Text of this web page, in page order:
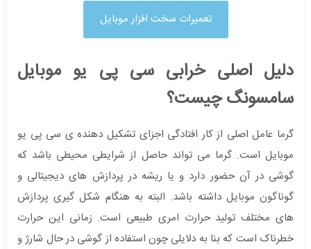
تعمیرات سخت افزار موبایل
دلیل اصلی خرابی سی پی یو موبایل
سامسونگ چیست؟
گرما عامل اصلی از کار افتادگی اجزای تشکیل دهنده ی سی پی یو
موبایل است. گرما می تواند حاصل از شرایطی محیطی باشد که
گوشی در آن حضور دارد و یا ریشه در پردازش های دیجیتالی و
گوناگون موبایل داشته باشد. البته به هنگام شکل گیری پردازش
های مختلف تولید حرارت امری طبیعی است. زمانی این حرارت
خطرناک است که بنا به دلایلی چون استفاده از گوشی در حال شارژ و